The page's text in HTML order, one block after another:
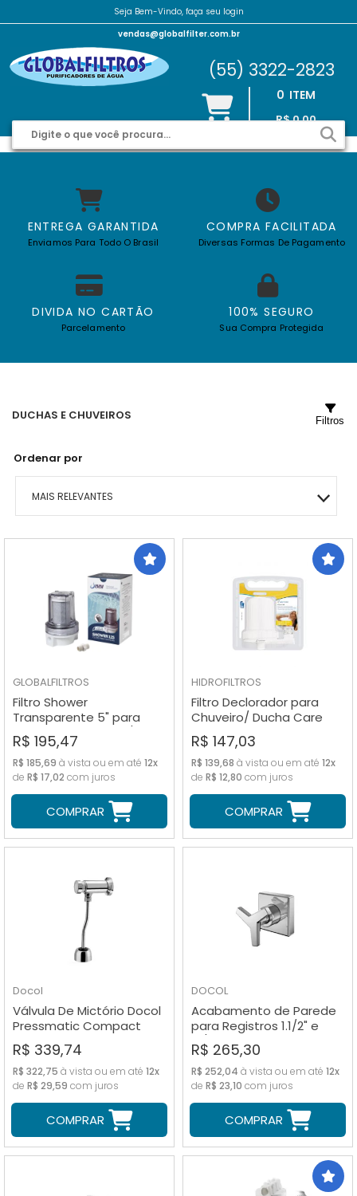
Seja Bem-Vindo, faça seu login
vendas@globalfilter.com.br
(55) 3322-2823
0 ITEM
R$ 0,00
ENTREGA GARANTIDA
Enviamos Para Todo O Brasil
COMPRA FACILITADA
Diversas Formas De Pagamento
DIVIDA NO CARTÃO
Parcelamento
100% SEGURO
Sua Compra Protegida
DUCHAS E CHUVEIROS
Ordenar por
MAIS RELEVANTES
MAIS VENDIDOS
MENOR PREÇO
MAIOR PREÇO
Filtros
GLOBALFILTROS
Filtro Shower
Transparente 5" para
Chuveiro e Ducha c/ Niple
R$ 195,47
R$ 185,69 à vista ou em até 12x
de R$ 17,02 com juros
COMPRAR
HIDROFILTROS
Filtro Declorador para
Chuveiro/ Ducha Care
Hidro Filtros
R$ 147,03
R$ 139,68 à vista ou em até 12x
de R$ 12,80 com juros
COMPRAR
Docol
Válvula De Mictório Docol
Pressmatic Compact
Automática
R$ 339,74
R$ 322,75 à vista ou em até 12x
de R$ 29,59 com juros
COMPRAR
DOCOL
Acabamento de Parede
para Registros 1.1/2" e
1.1/4" Docol
R$ 265,30
R$ 252,04 à vista ou em até 12x
de R$ 23,10 com juros
COMPRAR